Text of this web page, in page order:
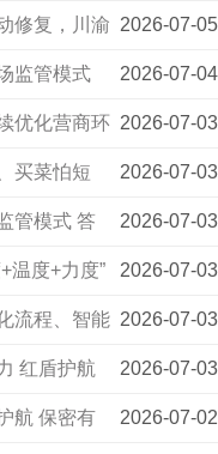
2026-07-05
修复，川渝
2026-07-04
监管模式
2026-07-03
优化营商环
2026-07-03
买菜怕短
2026-07-03
管模式 答
2026-07-03
温度+力度”
之道 2026-07-03
流程、智能
修复更省 2026-07-03
红盾护航
“两个健康” 2026-07-02
航 保密有